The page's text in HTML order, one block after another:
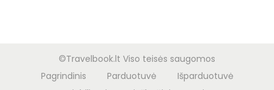
©Travelbook.lt Viso teisės saugomos
Pagrindinis
Parduotuvė
Išparduotuvė